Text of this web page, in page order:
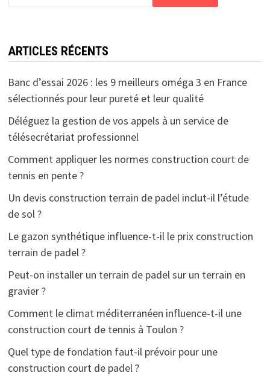
ARTICLES RÉCENTS
Banc d’essai 2026 : les 9 meilleurs oméga 3 en France
sélectionnés pour leur pureté et leur qualité
Déléguez la gestion de vos appels à un service de
télésecrétariat professionnel
Comment appliquer les normes construction court de
tennis en pente ?
Un devis construction terrain de padel inclut-il l’étude
de sol ?
Le gazon synthétique influence-t-il le prix construction
terrain de padel ?
Peut-on installer un terrain de padel sur un terrain en
gravier ?
Comment le climat méditerranéen influence-t-il une
construction court de tennis à Toulon ?
Quel type de fondation faut-il prévoir pour une
construction court de padel ?